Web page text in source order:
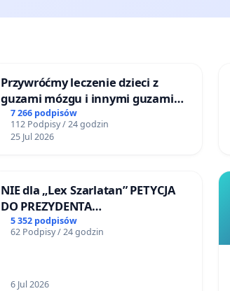
Przywróćmy leczenie dzieci z
guzami mózgu i innymi guzami
litymi do Górnośląskiego
Centrum Zdrowia Dziecka w
Katowicach
7 266 podpisów
112 Podpisy / 24 godzin
25 Jul 2026
NIE dla „Lex Szarlatan” PETYCJA
DO PREZYDENTA
RZECZYPOSPOLITEJ POLSKIEJ
5 352 podpisów
62 Podpisy / 24 godzin
6 Jul 2026